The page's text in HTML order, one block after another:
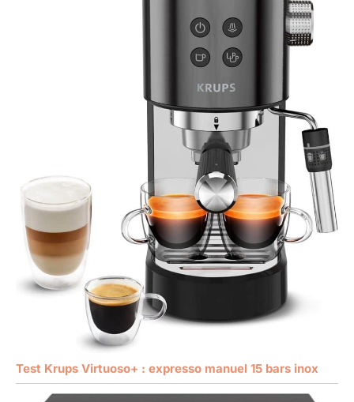
Test Krups Virtuoso+ : expresso manuel 15 bars inox